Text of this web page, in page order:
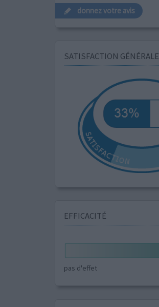
donnez votre avis
SATISFACTION GÉNÉRALE
EFFICACITÉ
pas d'effet